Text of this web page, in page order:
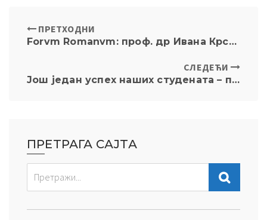
ПРЕТХОДНИ
Forvm Romanvm: проф. др Ивана Крстић Мистриџеловић одржала предавање „Устав Краљевине Србије из 1888: рам за слику у настајању“
СЛЕДЕЋИ
Још један успех наших студената – победа на V Lisbon Vis Pre-Moot-у
ПРЕТРАГА САЈТА